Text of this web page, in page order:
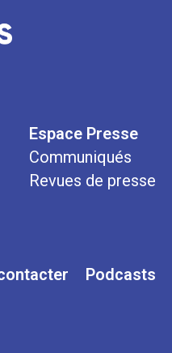
Espace Presse
Communiqués
Revues de presse
Podcasts